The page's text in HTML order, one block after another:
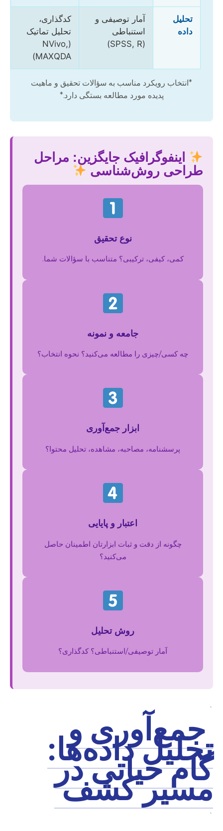
تحلیل
داده
آمار توصیفی و
استنباطی
(SPSS, R)
کدگذاری،
تحلیل تماتیک
(NVivo,
MAXQDA)
*انتخاب رویکرد مناسب به سؤالات تحقیق و ماهیت
پدیده مورد مطالعه بستگی دارد.*
اینفوگرافیک جایگزین: مراحل
طراحی روش‌شناسی
نوع تحقیق
کمی، کیفی، ترکیبی؟ متناسب با سؤالات شما.
جامعه و نمونه
چه کسی/چیزی را مطالعه می‌کنید؟ نحوه انتخاب؟
ابزار جمع‌آوری
پرسشنامه، مصاحبه، مشاهده، تحلیل محتوا؟
اعتبار و پایایی
چگونه از دقت و ثبات ابزارتان اطمینان حاصل
می‌کنید؟
روش تحلیل
آمار توصیفی/استنباطی؟ کدگذاری؟
`
جمع‌آوری و
تحلیل داده‌ها:
گام حیاتی در
مسیر کشف
`